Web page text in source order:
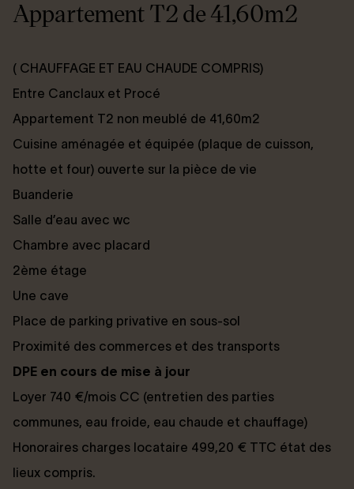
Appartement T2 de 41,60m2
( CHAUFFAGE ET EAU CHAUDE COMPRIS)
Entre Canclaux et Procé
Appartement T2 non meublé de 41,60m2
Cuisine aménagée et équipée (plaque de cuisson,
hotte et four) ouverte sur la pièce de vie
Buanderie
Salle d’eau avec wc
Chambre avec placard
2ème étage
Une cave
Place de parking privative en sous-sol
Proximité des commerces et des transports
DPE en cours de mise à jour
Loyer 740 €/mois CC (entretien des parties
communes, eau froide, eau chaude et chauffage)
Honoraires charges locataire 499,20 € TTC état des
lieux compris.